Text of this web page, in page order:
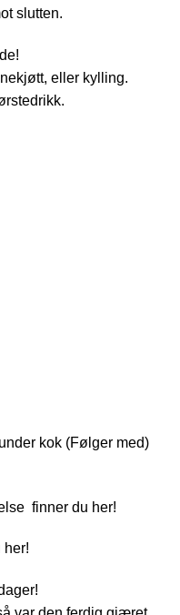
slutten.
eller kylling.
kok (Følger med)
finner du her!
her!